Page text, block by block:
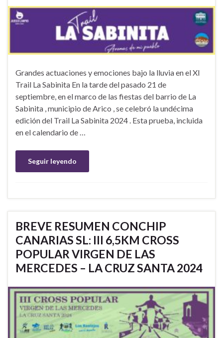
Grandes actuaciones y emociones bajo la lluvia en el XI
Trail La Sabinita En la tarde del pasado 21 de
septiembre, en el marco de las fiestas del barrio de La
Sabinita , municipio de Arico , se celebró la undécima
edición del Trail La Sabinita 2024 . Esta prueba, incluida
en el calendario de …
Seguir leyendo
BREVE RESUMEN CONCHIP
CANARIAS SL: III 6,5KM CROSS
POPULAR VIRGEN DE LAS
MERCEDES – LA CRUZ SANTA 2024